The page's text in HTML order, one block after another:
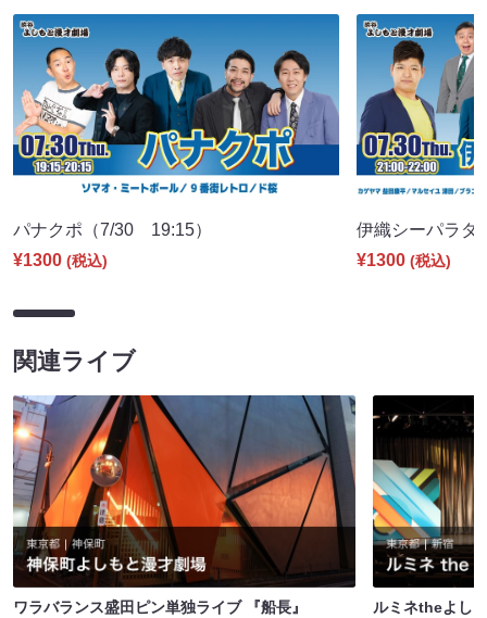
パナクポ（7/30 19:15）
¥1300 (税込)
伊織シーパラ
¥1300 (税込)
関連ライブ
ワラバランス盛田ピン単独ライブ 『船長』
ルミネtheよし